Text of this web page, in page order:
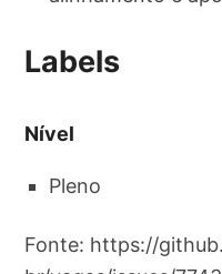
Labels
Nível
Pleno
Fonte: https://